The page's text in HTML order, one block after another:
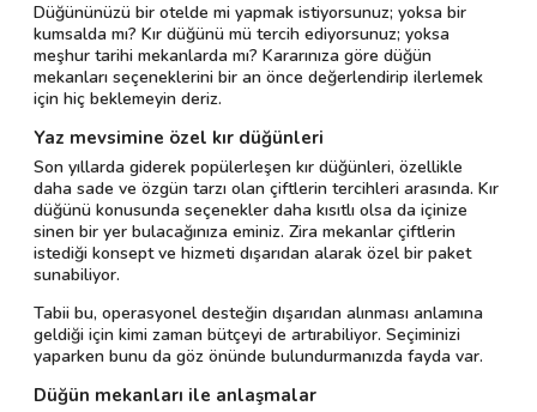
Düğününüzü bir otelde mi yapmak istiyorsunuz; yoksa bir
kumsalda mı? Kır düğünü mü tercih ediyorsunuz; yoksa
meşhur tarihi mekanlarda mı? Kararınıza göre düğün
mekanları seçeneklerini bir an önce değerlendirip ilerlemek
için hiç beklemeyin deriz.
Yaz mevsimine özel kır düğünleri
Son yıllarda giderek popülerleşen kır düğünleri, özellikle
daha sade ve özgün tarzı olan çiftlerin tercihleri arasında. Kır
düğünü konusunda seçenekler daha kısıtlı olsa da içinize
sinen bir yer bulacağınıza eminiz. Zira mekanlar çiftlerin
istediği konsept ve hizmeti dışarıdan alarak özel bir paket
sunabiliyor.
Tabii bu, operasyonel desteğin dışarıdan alınması anlamına
geldiği için kimi zaman bütçeyi de artırabiliyor. Seçiminizi
yaparken bunu da göz önünde bulundurmanızda fayda var.
Düğün mekanları ile anlaşmalar